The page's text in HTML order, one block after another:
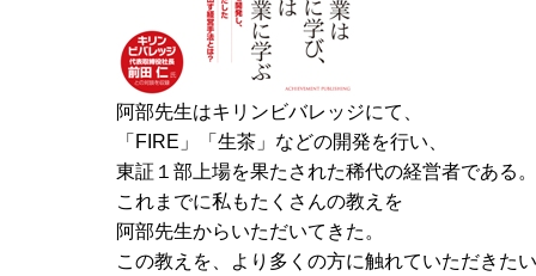
阿部先生はキリンビバレッジにて、
「FIRE」「生茶」などの開発を行い、
東証１部上場を果たされた稀代の経営者である。
これまでに私もたくさんの教えを
阿部先生からいただいてきた。
この教えを、より多くの方に触れていただきた